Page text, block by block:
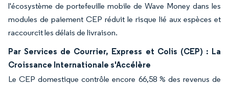
l'écosystème de portefeuille mobile de Wave Money dans les
modules de paiement CEP réduit le risque lié aux espèces et
raccourcit les délais de livraison.
Par Services de Courrier, Express et Colis (CEP) : La
Croissance Internationale s'Accélère
Le CEP domestique contrôle encore 66,58 % des revenus de